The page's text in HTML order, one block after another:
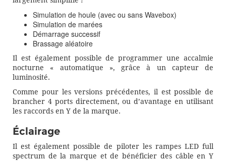
Simulation de houle (avec ou sans Wavebox)
Simulation de marées
Démarrage successif
Brassage aléatoire
Il est également possible de programmer une accalmie
nocturne « automatique », grâce à un capteur de
luminosité.
Comme pour les versions précédentes, il est possible de
brancher 4 ports directement, ou d’avantage en utilisant
les raccords en Y de la marque.
Éclairage
Il est également possible de piloter les rampes LED full
spectrum de la marque et de bénéficier des câble en Y